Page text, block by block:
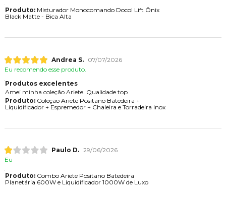
Produto:Misturador Monocomando Docol Lift Ônix
Black Matte - Bica Alta
Andrea S.
07/07/2026
Eu recomendo esse produto.
Produtos excelentes
Amei minha coleção Ariete. Qualidade top
Produto:Coleção Ariete Positano Batedeira +
Liquidificador + Espremedor + Chaleira e Torradeira Inox
Paulo D. 29/06/2026
Eu
Produto:Combo Ariete Positano Batedeira
Planetária 600W e Liquidificador 1000W de Luxo